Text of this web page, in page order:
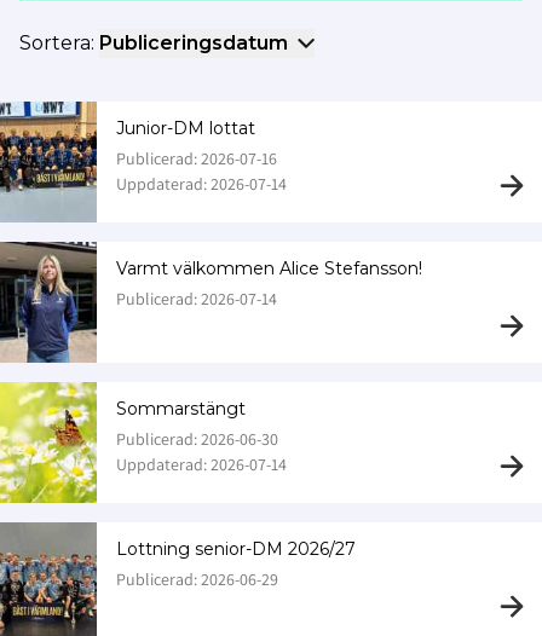
Sortera: Publiceringsdatum
Junior-DM lottat
Publicerad: 2026-07-16
Uppdaterad: 2026-07-14
Varmt välkommen Alice Stefansson!
Publicerad: 2026-07-14
Sommarstängt
Publicerad: 2026-06-30
Uppdaterad: 2026-07-14
Lottning senior-DM 2026/27
Publicerad: 2026-06-29